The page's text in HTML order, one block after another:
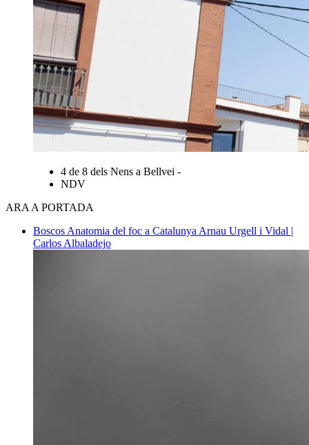
4 de 8 dels Nens a Bellvei -
NDV
ARA A PORTADA
Boscos Anatomia del foc a Catalunya Arnau Urgell i Vidal |
Carlos Albaladejo